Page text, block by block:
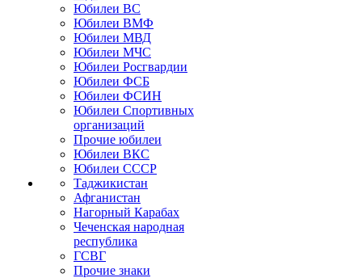
Юбилеи ВС
Юбилеи ВМФ
Юбилеи МВД
Юбилеи МЧС
Юбилеи Росгвардии
Юбилеи ФСБ
Юбилеи ФСИН
Юбилеи Спортивных
организаций
Прочие юбилеи
Юбилеи ВКС
Юбилеи СССР
Таджикистан
Афганистан
Нагорный Карабах
Чеченская народная
республика
ГСВГ
Прочие знаки